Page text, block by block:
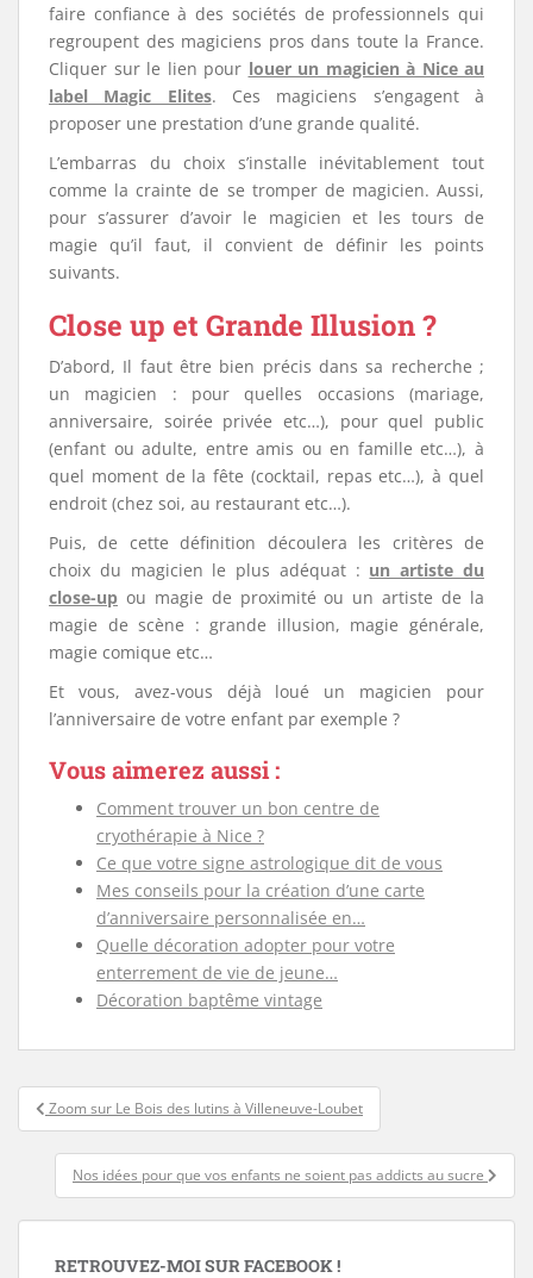
faire confiance à des sociétés de professionnels qui
regroupent des magiciens pros dans toute la France.
Cliquer sur le lien pour louer un magicien à Nice au
label Magic Elites. Ces magiciens s’engagent à
proposer une prestation d’une grande qualité.
L’embarras du choix s’installe inévitablement tout
comme la crainte de se tromper de magicien. Aussi,
pour s’assurer d’avoir le magicien et les tours de
magie qu’il faut, il convient de définir les points
suivants.
Close up et Grande Illusion ?
D’abord, Il faut être bien précis dans sa recherche ;
un magicien : pour quelles occasions (mariage,
anniversaire, soirée privée etc…), pour quel public
(enfant ou adulte, entre amis ou en famille etc…), à
quel moment de la fête (cocktail, repas etc…), à quel
endroit (chez soi, au restaurant etc…).
Puis, de cette définition découlera les critères de
choix du magicien le plus adéquat : un artiste du
close-up ou magie de proximité ou un artiste de la
magie de scène : grande illusion, magie générale,
magie comique etc…
Et vous, avez-vous déjà loué un magicien pour
l’anniversaire de votre enfant par exemple ?
Vous aimerez aussi :
Comment trouver un bon centre de
cryothérapie à Nice ?
Ce que votre signe astrologique dit de vous
Mes conseils pour la création d’une carte
d’anniversaire personnalisée en…
Quelle décoration adopter pour votre
enterrement de vie de jeune…
Décoration baptême vintage
Navigation
de
l’article
Zoom sur Le Bois des lutins à Villeneuve-Loubet
Nos idées pour que vos enfants ne soient pas addicts au sucre
RETROUVEZ-MOI SUR FACEBOOK !